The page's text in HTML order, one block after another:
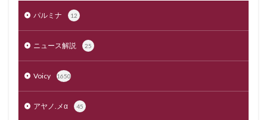
パルミナ 12
ニュース解説 25
Voicy 1650
アヤノ.メα 45